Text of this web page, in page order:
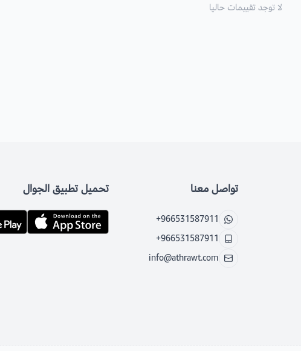
لا توجد تقييمات حاليا
تواصل معنا
+966531587911
+966531587911
info@athrawt.com
تحميل تطبيق الجوال